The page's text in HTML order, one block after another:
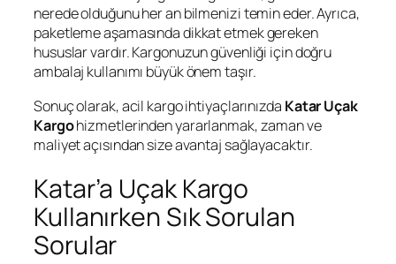
nerede olduğunu her an bilmenizi temin eder. Ayrıca,
paketleme aşamasında dikkat etmek gereken
hususlar vardır. Kargonuzun güvenliği için doğru
ambalaj kullanımı büyük önem taşır.
Sonuç olarak, acil kargo ihtiyaçlarınızda Katar Uçak
Kargohizmetlerinden yararlanmak, zaman ve
maliyet açısından size avantaj sağlayacaktır.
Katar’a Uçak Kargo
Kullanırken Sık Sorulan
Sorular